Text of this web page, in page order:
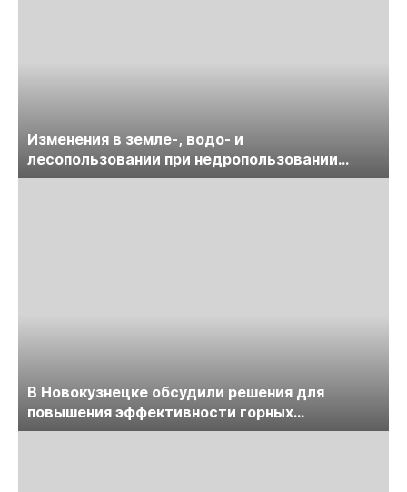
Изменения в земле-, водо- и
лесопользовании при недропользовании
обсудят на семинаре «ПравоТЭК»
В Новокузнецке обсудили решения для
повышения эффективности горных
предприятий